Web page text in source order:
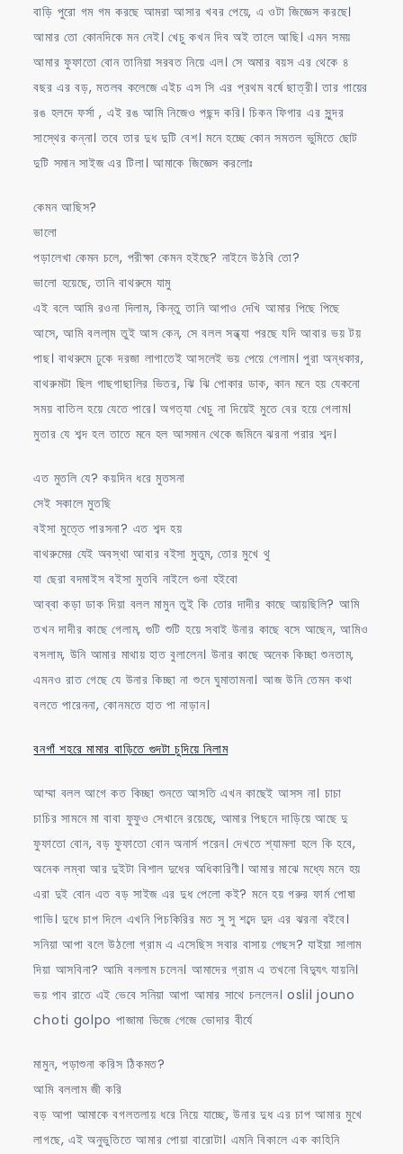
বাড়ি পুরো গম গম করছে আমরা আসার খবর পেয়ে, এ ওটা জিজ্ঞেস করছে।
আমার তো কোনদিকে মন নেই। খেচু কখন দিব অই তালে আছি। এমন সময়
আমার ফুফাতো বোন তানিয়া সরবত নিয়ে এল। সে অমার বয়স এর থেকে ৪
বছর এর বড়, মতলব কলেজে এইচ এস সি এর প্রথম বর্ষে ছাত্রী। তার গায়ের
রঙ হলদে ফর্সা , এই রঙ আমি নিজেও পছন্দ করি। চিকন ফিগার এর সুন্দর
সাস্থের কন্না। তবে তার দুধ দুটি বেশ। মনে হচ্ছে কোন সমতল ভুমিতে ছোট
দুটি সমান সাইজ এর টিলা। আমাকে জিজ্ঞেস করলোঃ
কেমন আছিস?
ভালো
পড়ালেখা কেমন চলে, পরীক্ষা কেমন হইছে? নাইনে উঠবি তো?
ভালো হয়েছে, তানি বাথরুমে যামু
এই বলে আমি রওনা দিলাম, কিন্তু তানি আপাও দেখি আমার পিছে পিছে
আসে, আমি বললা্ম তুই আস কেন, সে বলল সন্ধ্যা পরছে যদি আবার ভয় টয়
পাছ। বাথরুমে ঢুকে দরজা লাগাতেই আসলেই ভয় পেয়ে গেলাম। পুরা অন্ধকার,
বাথরুমটা ছিল গাছগাছালির ভিতর, ঝি ঝি পোকার ডাক, কান মনে হয় যেকনো
সময় বাতিল হয়ে যেতে পারে। অগত্যা খেচু না দিয়েই মুতে বের হয়ে গেলাম।
মুতার যে শব্দ হল তাতে মনে হল আসমান থেকে জমিনে ঝরনা পরার শব্দ।
এত মুতলি যে? কয়দিন ধরে মুতসনা
সেই সকালে মুতছি
বইসা মুত্তে পারসনা? এত শব্দ হয়
বাথরুমের যেই অবস্থা আবার বইসা মুতুম, তোর মুখে থু
যা ছেরা বদমাইস বইসা মুতবি নাইলে গুনা হইবো
আব্বা কড়া ডাক দিয়া বলল মামুন তুই কি তোর দাদীর কাছে আয়ছিলি? আমি
তখন দাদীর কাছে গেলাম, গুটি শুটি হয়ে সবাই উনার কাছে বসে আছেন, আমিও
বসলাম, উনি আমার মাথায় হাত বুলালেন। উনার কাছে অনেক কিচ্ছা শুনতাম,
এমনও রাত গেছে যে উনার কিচ্ছা না শুনে ঘুমাতামনা। আজ উনি তেমন কথা
বলতে পারেননা, কোনমতে হাত পা নাড়ান।
বনগাঁ শহরে মামার বাড়িতে গুদটা চুদিয়ে নিলাম
আম্মা বলল আগে কত কিচ্ছা শুনতে আসতি এখন কাছেই আসস না। চাচা
চাচির সামনে মা বাবা ফুফুও সেখানে রয়েছে, আমার পিছনে দাড়িয়ে আছে দু
ফুফাতো বোন, বড় ফুফাতো বোন অনার্স পরেন। দেখতে শ্যামলা হলে কি হবে,
অনেক লম্বা আর দুইটা বিশাল দুধের অধিকারিণী। আমার মাঝে মধ্যে মনে হয়
এরা দুই বোন এত বড় সাইজ এর দুধ পেলো কই? মনে হয় গরুর ফার্ম পোষা
গাভি। দুধে চাপ দিলে এখনি পিচকিরির মত সু সু শব্দে দুদ এর ঝরনা বইবে।
সনিয়া আপা বলে উঠলো গ্রাম এ এসেছিস সবার বাসায় গেছস? যাইয়া সালাম
দিয়া আসবিনা? আমি বললাম চলেন। আমাদের গ্রাম এ তখনো বিদ্যুৎ যায়নি।
ভয় পাব রাতে এই ভেবে সনিয়া আপা আমার সাথে চললেন। oslil jouno
choti golpo পাজামা ভিজে গেজে ভোদার বীর্যে
মামুন, পড়াশুনা করিস ঠিকমত?
আমি বললাম জী করি
বড় আপা আমাকে বগলতলায় ধরে নিয়ে যাচ্ছে, উনার দুধ এর চাপ আমার মুখে
লাগছে, এই অনুভুতিতে আমার পোয়া বারোটা। এমনি বিকালে এক কাহিনি